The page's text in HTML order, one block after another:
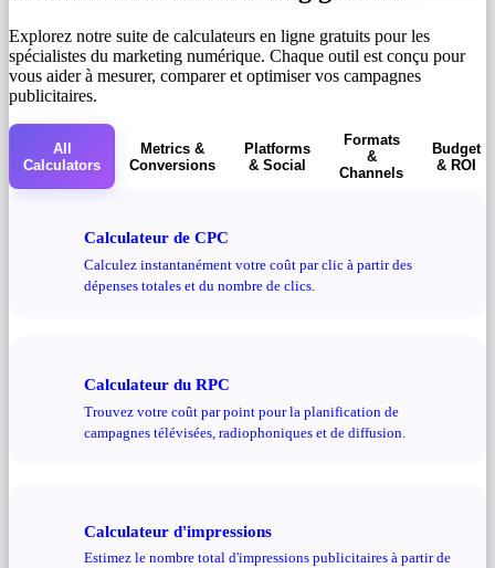
Explorez notre suite de calculateurs en ligne gratuits pour les
spécialistes du marketing numérique. Chaque outil est conçu pour
vous aider à mesurer, comparer et optimiser vos campagnes
publicitaires.
All
Calculators
Metrics &
Conversions
Platforms
& Social
Formats
&
Channels
Budget
& ROI
Calculateur de CPC
Calculez instantanément votre coût par clic à partir des
dépenses totales et du nombre de clics.
Calculateur du RPC
Trouvez votre coût par point pour la planification de
campagnes télévisées, radiophoniques et de diffusion.
Calculateur d'impressions
Estimez le nombre total d'impressions publicitaires à partir de